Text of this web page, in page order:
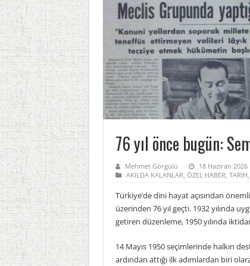
76 yıl önce bugün:
Mehmet Görgülü
18 Haziran
AKILDA KALANLAR, ÖZEL HABER, TARİH,
Türkiye’de dini hayat açısından
üzerinden 76 yıl geçti. 1932 yılında
getiren düzenleme, 1950 yılında
14 Mayıs 1950 seçimlerinde halkın
ardından attığı ilk adımlardan biri